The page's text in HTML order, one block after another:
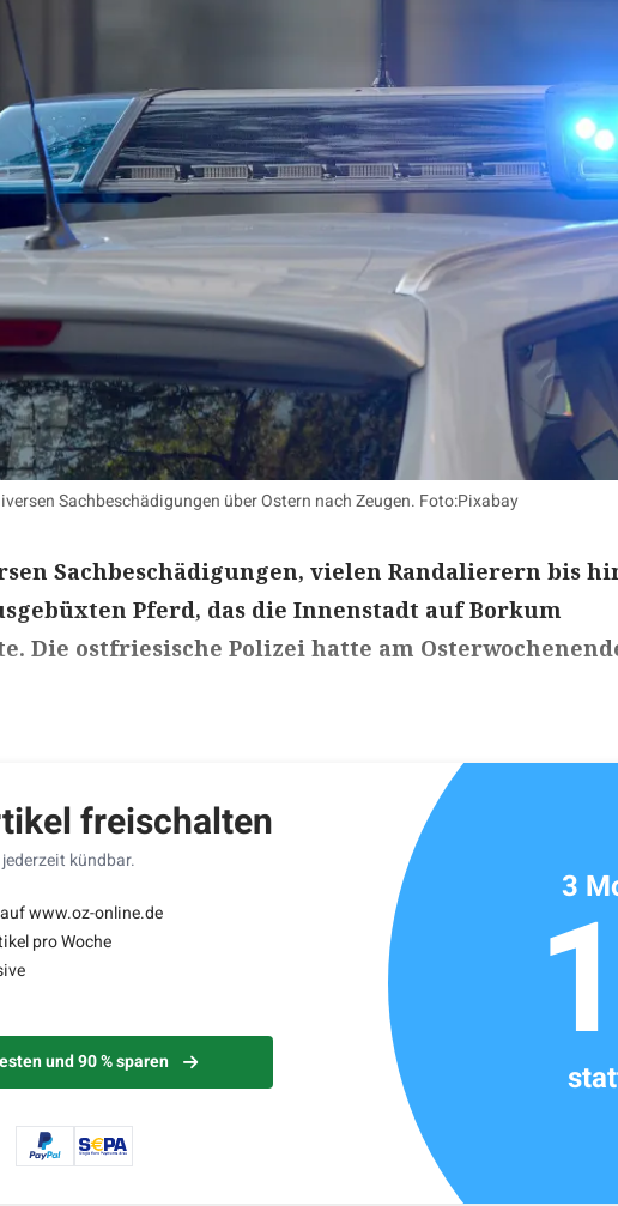
Sachbeschädigungen über Ostern nach Zeugen. Foto:Pixabay
Sachbeschädigungen, vielen Randalierern bis
Pferd, das die Innenstadt auf Borkum
Die ostfriesische Polizei hatte am
freischalten
kündbar.
www.oz-online.de
pro Woche
und 90 % sparen
3